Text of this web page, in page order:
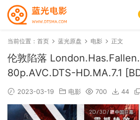
当前位置： 首页 蓝光原盘 电影 正文
伦敦陷落
80p.AVC.DTS-HD.MA.7.1
2023-03-19 电影 700 44